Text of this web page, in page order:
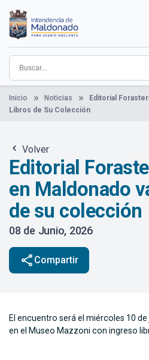
contenido
principal
Institucional
Municipios
Descubre Maldonado
Comunicación
Servicios
Guía De Trámites
Ver Noticias
Inicio Noticias
Editorial
Libros de Su Colección
Volver
Editorial
en Maldonado
de su colección
08 de Junio, 2026
share Compartir
El encuentro será el miércoles 10
en el Museo Mazzoni con ingreso